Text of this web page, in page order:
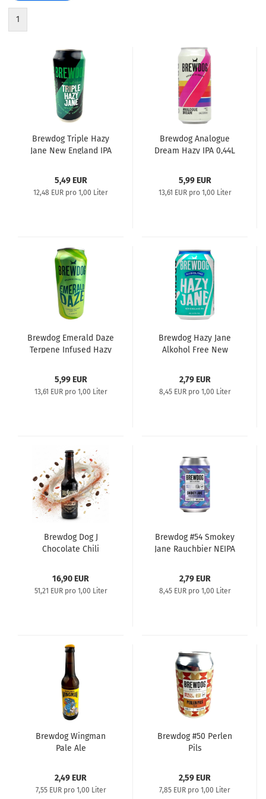
1
Brewdog Triple Hazy
Jane New England IPA
5,49 EUR
12,48 EUR pro 1,00 Liter
Brewdog Analogue
Dream Hazy IPA 0,44L
5,99 EUR
13,61 EUR pro 1,00 Liter
Brewdog Emerald Daze
Terpene Infused Hazy
5,99 EUR
13,61 EUR pro 1,00 Liter
Brewdog Hazy Jane
Alkohol Free New
2,79 EUR
8,45 EUR pro 1,00 Liter
Brewdog Dog J
Chocolate Chili
16,90 EUR
51,21 EUR pro 1,00 Liter
Brewdog #54 Smokey
Jane Rauchbier NEIPA
2,79 EUR
8,45 EUR pro 1,00 Liter
Brewdog Wingman
Pale Ale
2,49 EUR
7,55 EUR pro 1,00 Liter
Brewdog #50 Perlen
Pils
2,59 EUR
7,85 EUR pro 1,00 Liter